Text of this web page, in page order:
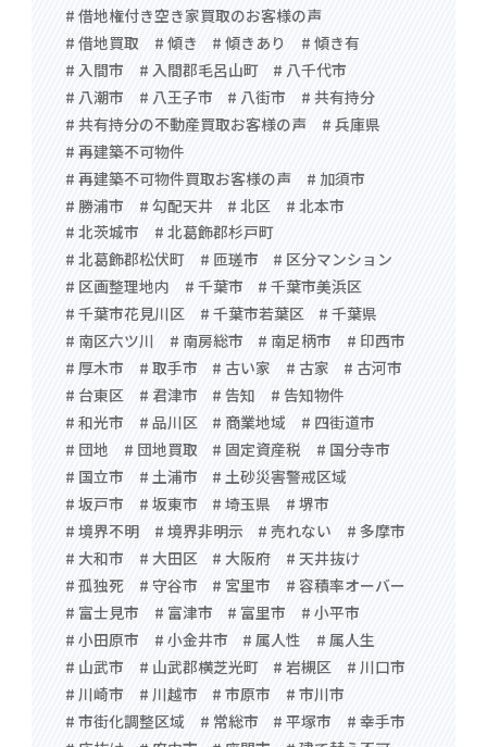
# 借地権付き空き家買取のお客様の声
# 借地買取
# 傾き # 傾きあり
# 傾き有
# 入間市
# 入間郡毛呂山町
# 八千代市
# 八潮市
# 八王子市 # 八街市
# 共有持分
# 共有持分の不動産買取お客様の声
# 兵庫県
# 再建築不可物件
# 再建築不可物件買取お客様の声
# 加須市
# 勝浦市
# 勾配天井 # 北区
# 北本市
# 北茨城市
# 北葛飾郡杉戸町
# 北葛飾郡松伏町
# 匝瑳市
# 区分マンション
# 区画整理地内
# 千葉市
# 千葉市美浜区
# 千葉市花見川区
# 千葉市若葉区
# 千葉県
# 南区六ツ川
# 南房総市 # 南足柄市
# 印西市
# 厚木市
# 取手市 # 古い家 # 古家
# 古河市
# 台東区
# 君津市 # 告知
# 告知物件
# 和光市
# 品川区 # 商業地域
# 四街道市
# 団地
# 団地買取 # 固定資産税
# 国分寺市
# 国立市
# 土浦市
# 土砂災害警戒区域
# 坂戸市
# 坂東市 # 埼玉県
# 堺市
# 境界不明
# 境界非明示 # 売れない
# 多摩市
# 大和市
# 大田区 # 大阪府
# 天井抜け
# 孤独死
# 守谷市 # 宮里市
# 容積率オーバー
# 富士見市
# 富津市 # 富里市
# 小平市
# 小田原市
# 小金井市 # 属人性
# 属人生
# 山武市
# 山武郡横芝光町 # 岩槻区
# 川口市
# 川崎市
# 川越市 # 市原市
# 市川市
# 市街化調整区域
# 常総市 # 平塚市
# 幸手市